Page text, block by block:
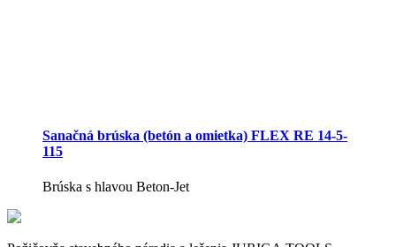
Sanačná brúska (betón a omietka) FLEX RE 14-5-
115
Brúska s hlavou Beton-Jet